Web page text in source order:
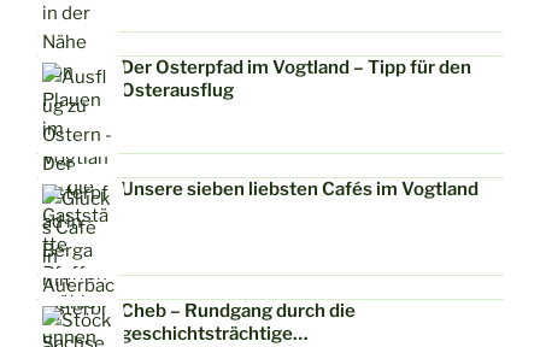
Der Osterpfad im Vogtland – Tipp für den
Osterausflug
Unsere sieben liebsten Cafés im Vogtland
Cheb – Rundgang durch die
geschichtsträchtige…